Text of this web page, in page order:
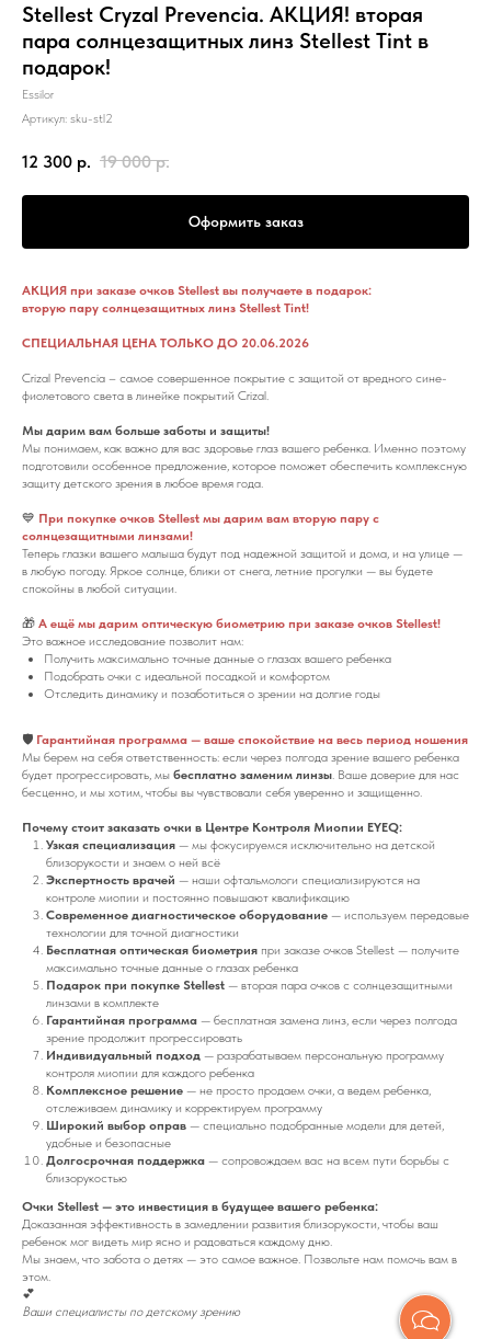
Stellest Cryzal Prevencia. АКЦИЯ! вторая
пара солнцезащитных линз Stellest Tint в
подарок!
Essilor
Артикул: sku-stl2
12 300 р. 19 000 р.
Оформить заказ
АКЦИЯ при заказе очков Stellest вы получаете в подарок:
вторую пару солнцезащитных линз Stellest Tint!
СПЕЦИАЛЬНАЯ ЦЕНА ТОЛЬКО ДО 20.06.2026
Crizal Prevencia – самое совершенное покрытие с защитой от вредного сине-
фиолетового света в линейке покрытий Crizal.
Мы дарим вам больше заботы и защиты!
Мы понимаем, как важно для вас здоровье глаз вашего ребенка. Именно поэтому
подготовили особенное предложение, которое поможет обеспечить комплексную
защиту детского зрения в любое время года.
💙 При покупке очков Stellest мы дарим вам вторую пару с
солнцезащитными линзами!
Теперь глазки вашего малыша будут под надежной защитой и дома, и на улице —
в любую погоду. Яркое солнце, блики от снега, летние прогулки — вы будете
спокойны в любой ситуации.
🎁 А ещё мы дарим оптическую биометрию при заказе очков Stellest!
Это важное исследование позволит нам:
Получить максимально точные данные о глазах вашего ребенка
Подобрать очки с идеальной посадкой и комфортом
Отследить динамику и позаботиться о зрении на долгие годы
🛡️ Гарантийная программа — ваше спокойствие на весь период ношения
Мы берем на себя ответственность: если через полгода зрение вашего ребенка
будет прогрессировать, мы бесплатно заменим линзы. Ваше доверие для нас
бесценно, и мы хотим, чтобы вы чувствовали себя уверенно и защищенно.
Почему стоит заказать очки в Центре Контроля Миопии EYEQ:
Узкая специализация — мы фокусируемся исключительно на детской
близорукости и знаем о ней всё
Экспертность врачей — наши офтальмологи специализируются на
контроле миопии и постоянно повышают квалификацию
Современное диагностическое оборудование — используем передовые
технологии для точной диагностики
Бесплатная оптическая биометрия при заказе очков Stellest — получите
максимально точные данные о глазах ребенка
Подарок при покупке Stellest — вторая пара очков с солнцезащитными
линзами в комплекте
Гарантийная программа — бесплатная замена линз, если через полгода
зрение продолжит прогрессировать
Индивидуальный подход — разрабатываем персональную программу
контроля миопии для каждого ребенка
Комплексное решение — не просто продаем очки, а ведем ребенка,
отслеживаем динамику и корректируем программу
Широкий выбор оправ — специально подобранные модели для детей,
удобные и безопасные
Долгосрочная поддержка — сопровождаем вас на всем пути борьбы с
близорукостью
Очки Stellest — это инвестиция в будущее вашего ребенка:
Доказанная эффективность в замедлении развития близорукости, чтобы ваш
ребенок мог видеть мир ясно и радоваться каждому дню.
Мы знаем, что забота о детях — это самое важное. Позвольте нам помочь вам в
этом.
💕
Ваши специалисты по детскому зрению